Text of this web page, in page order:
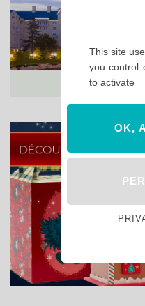
This site
you control
to activate
OK,